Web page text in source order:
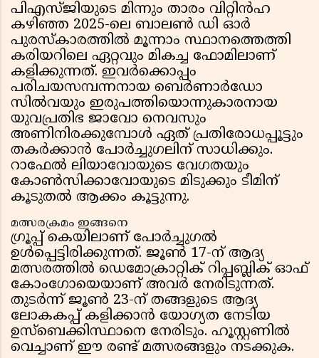
പിഎസ്ജിയുടെ മിന്നും താരം വിറ്റിൻഹ
കഴിഞ്ഞ 2025-ലെ ബാലൺ ഡി ഓർ
പുരസ്കാരത്തിൽ മൂന്നാം സ്ഥാനത്തെത്തി
കരിയറിലെ ഏറ്റവും മികച്ച ഫോമിലാണ്
കളിക്കുന്നത്. ഇവർക്കൊപ്പം
പരിചയസമ്പന്നനായ ബെർണാർഡോ
സിൽവയും ഇരുപത്തിയൊന്നുകാരനായ
യുവപ്രതിഭ ജാവോ നെവസും
അണിനിരക്കുമ്പോൾ ഏത് പ്രതിരോധപ്പൂട്ടും
തകർക്കാൻ പോർച്ചുഗലിന് സാധിക്കും.
റാഫേൽ ലിയാവോയുടെ വേഗതയും
കോൺസിക്കാവോയുടെ മിടുക്കും ടീമിന്
കൂടുതൽ ആക്കം കൂട്ടുന്നു.
മത്സരക്രമം ഇങ്ങനെ
ഗ്രൂപ്പ് കെയിലാണ് പോർച്ചുഗൽ
ഉൾപ്പെട്ടിരിക്കുന്നത്. ജൂൺ 17-ന് ആദ്യ
മത്സരത്തിൽ ഡെമോക്രാറ്റിക് റിപ്പബ്ലിക് ഓഫ്
കോംഗോയെയാണ് അവർ നേരിടുന്നത്.
തുടർന്ന് ജൂൺ 23-ന് തങ്ങളുടെ ആദ്യ
ലോകകപ്പ് കളിക്കാൻ യോഗ്യത നേടിയ
ഉസ്ബെക്കിസ്ഥാനെ നേരിടും. ഹൂസ്റ്റണിൽ
വെച്ചാണ് ഈ രണ്ട് മത്സരങ്ങളും നടക്കുക.